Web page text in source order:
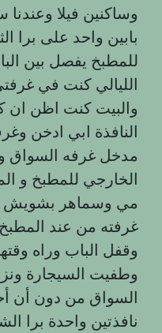
وساكنين فيلا
بابين واحد على برا
للمطبخ يفصل بين
الليالي كنت في
والبيت كنت اظن ان
النافذة ابي ادخن
مدخل غرفه السواق
الخارجي للمطبخ و
مي وسماهر بشويش
غرفته من عند
وقفل الباب وراه
وطفيت السيجارة
السواق من دون أن
نافذتين واحدة برا